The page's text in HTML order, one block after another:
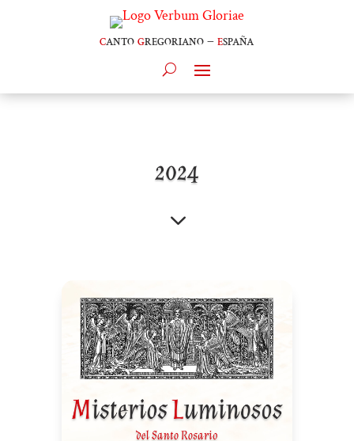
cantogregoriano –españa
2024
3